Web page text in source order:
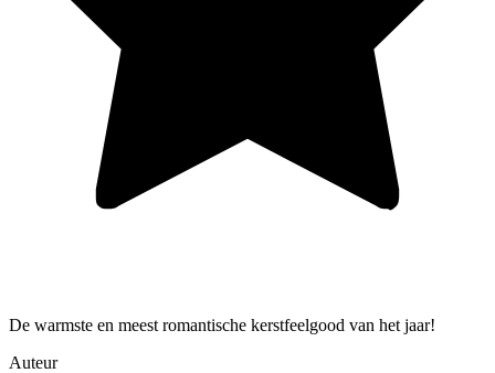
De warmste en meest romantische kerstfeelgood van het jaar!
Auteur